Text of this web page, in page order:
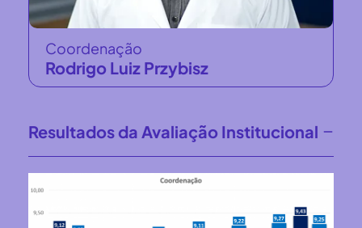
Coordenação
Rodrigo Luiz Przybisz
Resultados da Avaliação Institucional